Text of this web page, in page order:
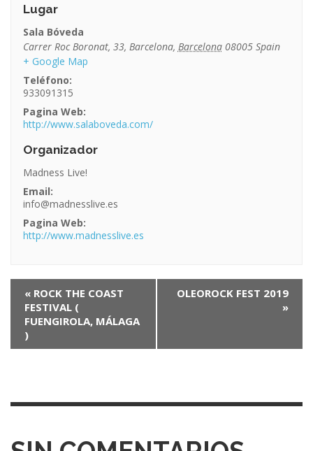
Lugar
Sala Bóveda
Carrer Roc Boronat, 33, Barcelona, Barcelona 08005 Spain
+ Google Map
Teléfono:
933091315
Pagina Web:
http://www.salaboveda.com/
Organizador
Madness Live!
Email:
info@madnesslive.es
Pagina Web:
http://www.madnesslive.es
a
« ROCK THE COAST
FESTIVAL (
FUENGIROLA, MÁLAGA
)
OLEOROCK FEST 2019
»